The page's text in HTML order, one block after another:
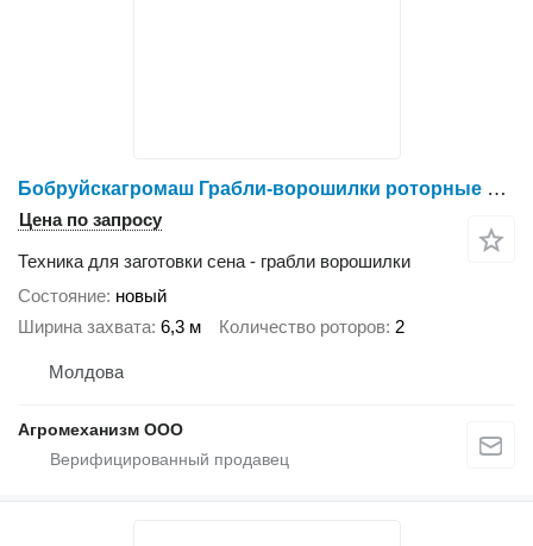
Бобруйскагромаш Грабли-ворошилки роторные ГВР-630
Цена по запросу
Техника для заготовки сена - грабли ворошилки
Состояние новый
Ширина захвата 6,3 м Количество роторов 2
Молдова
Агромеханизм ООО